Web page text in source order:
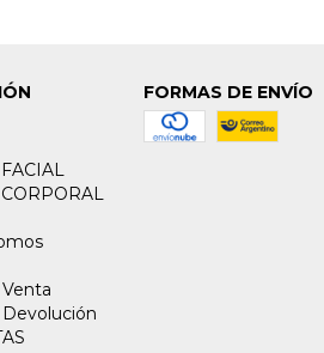
FORMAS DE ENVÍO